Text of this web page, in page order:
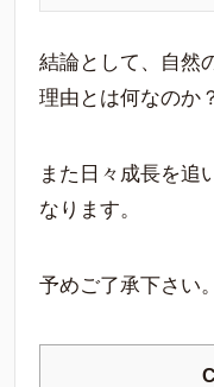
結論として、自然
理由とは何なのか
また日々成長を追
なります。
予めご了承下さい。